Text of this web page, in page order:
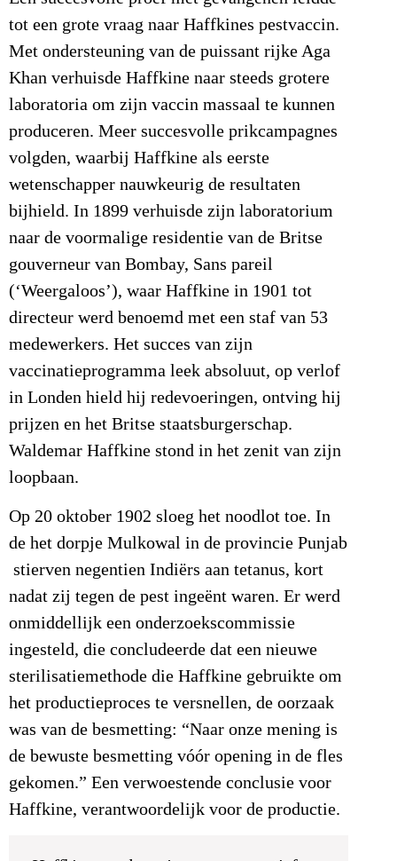
tot een grote vraag naar Haffkines pestvaccin.
Met ondersteuning van de puissant rijke Aga
Khan verhuisde Haffkine naar steeds grotere
laboratoria om zijn vaccin massaal te kunnen
produceren. Meer succesvolle prikcampagnes
volgden, waarbij Haffkine als eerste
wetenschapper nauwkeurig de resultaten
bijhield. In 1899 verhuisde zijn laboratorium
naar de voormalige residentie van de Britse
gouverneur van Bombay, Sans pareil
(‘Weergaloos’), waar Haffkine in 1901 tot
directeur werd benoemd met een staf van 53
medewerkers. Het succes van zijn
vaccinatieprogramma leek absoluut, op verlof
in Londen hield hij redevoeringen, ontving hij
prijzen en het Britse staatsburgerschap.
Waldemar Haffkine stond in het zenit van zijn
loopbaan.
Op 20 oktober 1902 sloeg het noodlot toe. In
de het dorpje Mulkowal in de provincie Punjab
stierven negentien Indiërs aan tetanus, kort
nadat zij tegen de pest ingeënt waren. Er werd
onmiddellijk een onderzoekscommissie
ingesteld, die concludeerde dat een nieuwe
sterilisatiemethode die Haffkine gebruikte om
het productieproces te versnellen, de oorzaak
was van de besmetting: “Naar onze mening is
de bewuste besmetting vóór opening in de fles
gekomen.” Een verwoestende conclusie voor
Haffkine, verantwoordelijk voor de productie.